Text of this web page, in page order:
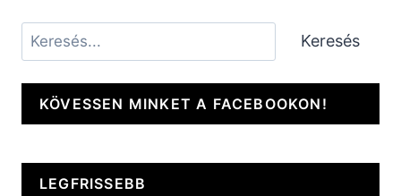
Keresés Keresés
KÖVESSEN MINKET A FACEBOOKON!
LEGFRISSEBB